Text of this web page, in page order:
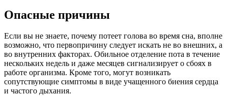
Опасные причины
Если вы не знаете, почему потеет голова во время сна, вполне
возможно, что первопричину следует искать не во внешних, а
во внутренних факторах. Обильное отделение пота в течение
нескольких недель и даже месяцев сигнализирует о сбоях в
работе организма. Кроме того, могут возникать
сопутствующие симптомы в виде учащенного биения сердца
и частого дыхания.